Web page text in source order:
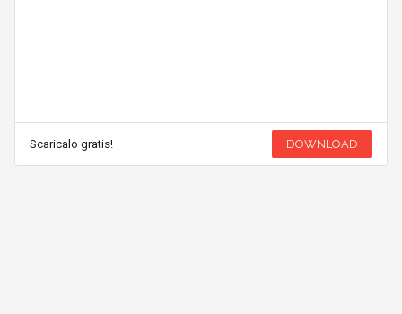
Scaricalo gratis! DOWNLOAD